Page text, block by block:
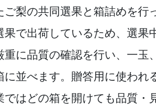
ご梨の共同選果と箱詰めを行
果で出荷しているため、選果
重に品質の確認を行い、一玉
に並べます。贈答用に使われ
ではどの箱を開けても品質・